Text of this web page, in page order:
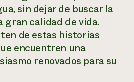
sin dejar de buscar la
gran calidad de vida.
de estas historias
encuentren una
renovados para su